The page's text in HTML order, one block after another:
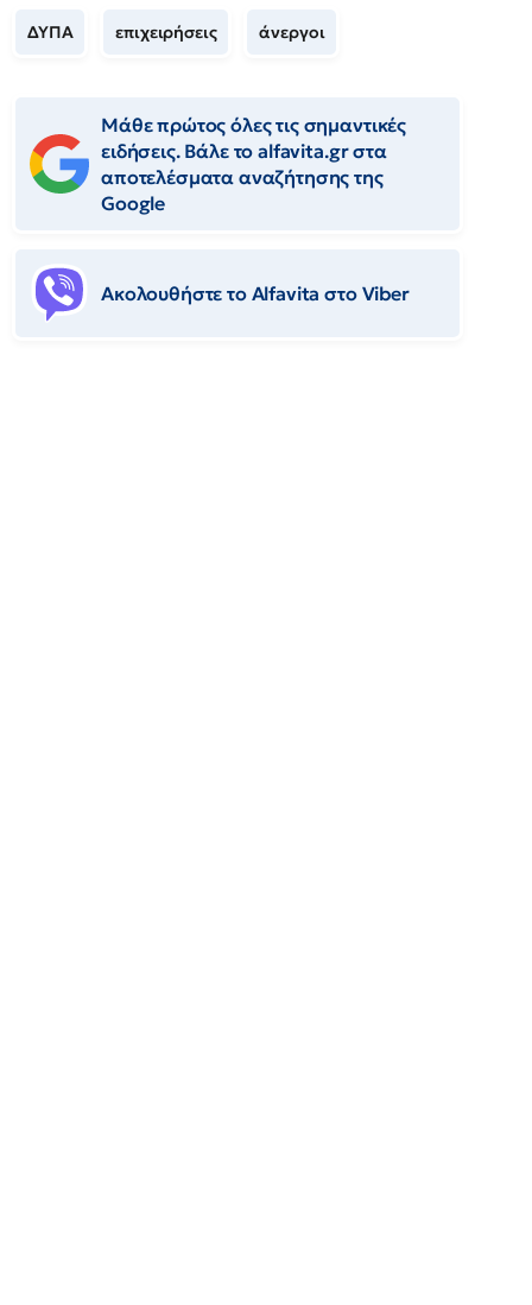
ΔΥΠΑ επιχειρήσεις άνεργοι
Μάθε πρώτος όλες τις σημαντικές
ειδήσεις. Βάλε το alfavita.gr στα
αποτελέσματα αναζήτησης της
Google
Ακολουθήστε το Αlfavita στο Viber